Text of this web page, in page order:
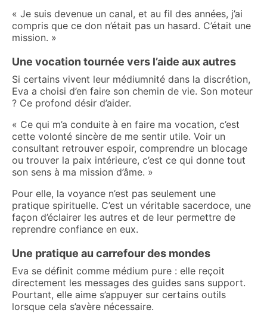
« Je suis devenue un canal, et au fil des années, j’ai
compris que ce don n’était pas un hasard. C’était une
mission. »
Une vocation tournée vers l’aide aux autres
Si certains vivent leur médiumnité dans la discrétion,
Eva a choisi d’en faire son chemin de vie. Son moteur
? Ce profond désir d’aider.
« Ce qui m’a conduite à en faire ma vocation, c’est
cette volonté sincère de me sentir utile. Voir un
consultant retrouver espoir, comprendre un blocage
ou trouver la paix intérieure, c’est ce qui donne tout
son sens à ma mission d’âme. »
Pour elle, la voyance n’est pas seulement une
pratique spirituelle. C’est un véritable sacerdoce, une
façon d’éclairer les autres et de leur permettre de
reprendre confiance en eux.
Une pratique au carrefour des mondes
Eva se définit comme médium pure : elle reçoit
directement les messages des guides sans support.
Pourtant, elle aime s’appuyer sur certains outils
lorsque cela s’avère nécessaire.